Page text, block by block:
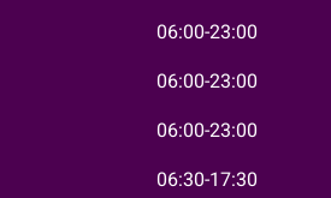
06:00-23:00
06:00-23:00
06:00-23:00
06:30-17:30